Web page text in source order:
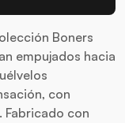
Boners
empujados hacia
con
Fabricado con